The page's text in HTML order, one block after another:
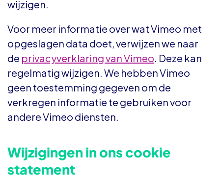
wijzigen.
Voor meer informatie over wat Vimeo met
opgeslagen data doet, verwijzen we naar
de privacyverklaring van Vimeo. Deze kan
regelmatig wijzigen. We hebben Vimeo
geen toestemming gegeven om de
verkregen informatie te gebruiken voor
andere Vimeo diensten.
Wijzigingen in ons cookie
statement